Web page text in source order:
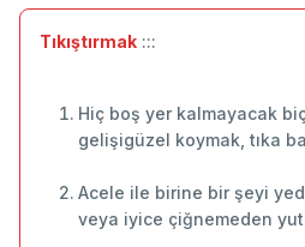
Tıkıştırmak :::
Hiç boş yer kalmayacak
gelişigüzel koymak, tıka
Acele ile birine bir şeyi
veya iyice çiğnemeden